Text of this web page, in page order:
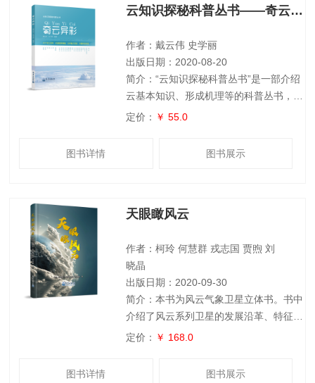
不断吸收各门自然科学、社会科学的知识
体系中的重要构建，揭示出气象科学的准
确定性本质
云知识探秘科普丛书——奇云异彩
作者：戴云伟 史学丽
出版日期：2020-08-20
简介：“云知识探秘科普丛书”是一部介绍
云基本知识、形成机理等的科普丛书，它
不仅涵盖了气象学中关于云的理论，同时
弘扬科学精神、传播科学思想、提升全民
喻和通俗的说明，直观呈现各种奇云的特
彩的机理成因示意图，巧妙揭示
定价： ￥ 55.0
图书详情 图书展示
天眼瞰风云
作者：柯玲 何慧群 戎志国 贾煦 刘
晓晶
出版日期：2020-09-30
简介：本书为风云气象卫星立体书。书中
介绍了风云系列卫星的发展沿革、特征、
分类、用途，展示了各系列卫星的观测图
例，介绍了星载仪器，给出了精确的名称
定价： ￥ 168.0
图书详情 图书展示